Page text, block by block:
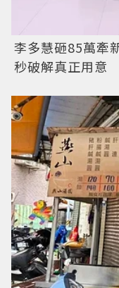
李多慧砸85萬牽
秒破解真正用意